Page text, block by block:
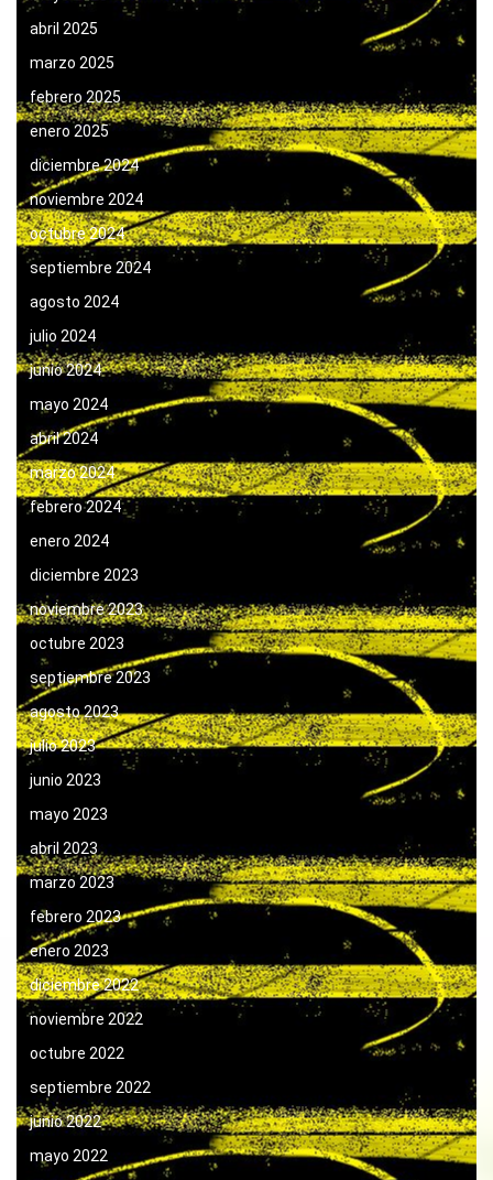
abril 2025
marzo 2025
febrero 2025
enero 2025
diciembre 2024
noviembre 2024
octubre 2024
septiembre 2024
agosto 2024
julio 2024
junio 2024
mayo 2024
abril 2024
marzo 2024
febrero 2024
enero 2024
diciembre 2023
noviembre 2023
octubre 2023
septiembre 2023
agosto 2023
julio 2023
junio 2023
mayo 2023
abril 2023
marzo 2023
febrero 2023
enero 2023
diciembre 2022
noviembre 2022
octubre 2022
septiembre 2022
junio 2022
mayo 2022